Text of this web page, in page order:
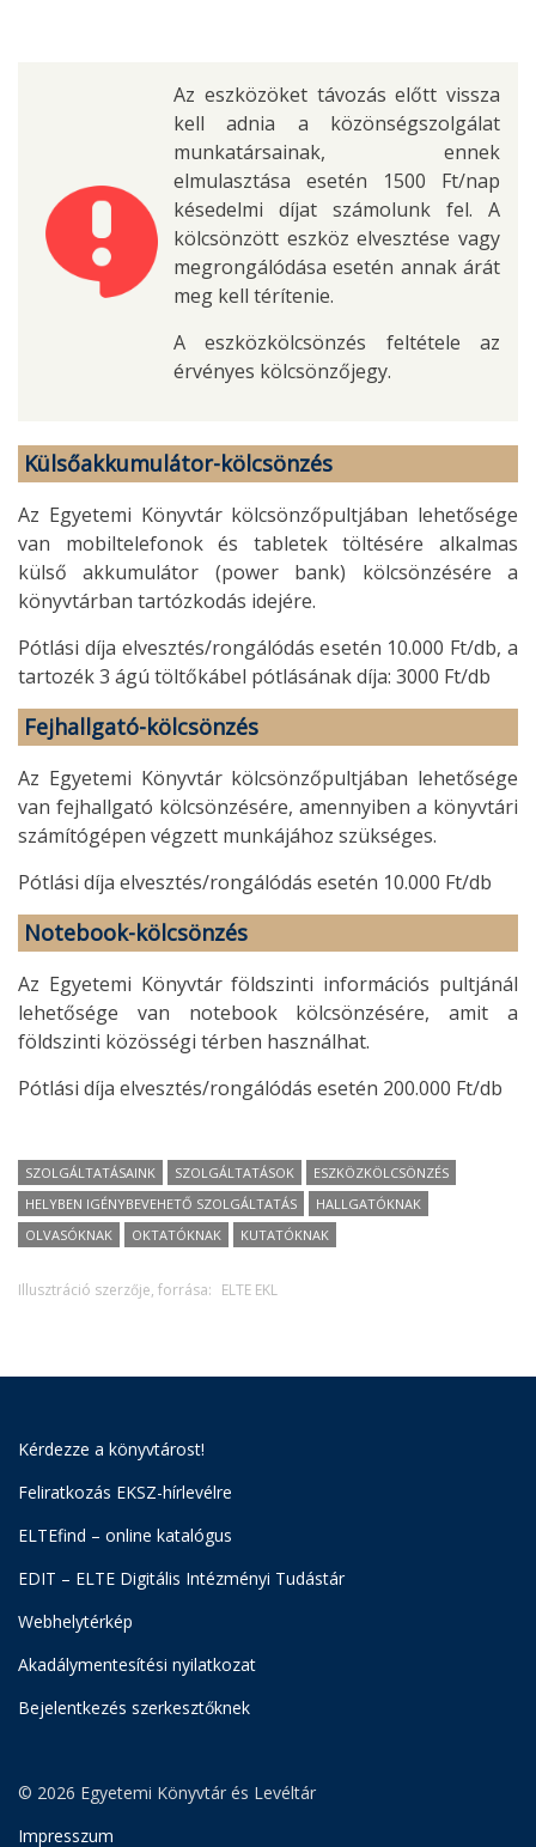
Az eszközöket távozás előtt vissza
kell adnia a közönségszolgálat
munkatársainak, ennek
elmulasztása esetén 1500 Ft/nap
késedelmi díjat számolunk fel. A
kölcsönzött eszköz elvesztése vagy
megrongálódása esetén annak árát
meg kell térítenie.
A eszközkölcsönzés feltétele az
érvényes kölcsönzőjegy.
Külsőakkumulátor-kölcsönzés
Az Egyetemi Könyvtár kölcsönzőpultjában lehetősége
van mobiltelefonok és tabletek töltésére alkalmas
külső akkumulátor (power bank) kölcsönzésére a
könyvtárban tartózkodás idejére.
Pótlási díja elvesztés/rongálódás esetén 10.000 Ft/db, a
tartozék 3 ágú töltőkábel pótlásának díja: 3000 Ft/db
Fejhallgató-kölcsönzés
Az Egyetemi Könyvtár kölcsönzőpultjában lehetősége
van fejhallgató kölcsönzésére, amennyiben a könyvtári
számítógépen végzett munkájához szükséges.
Pótlási díja elvesztés/rongálódás esetén 10.000 Ft/db
Notebook-kölcsönzés
Az Egyetemi Könyvtár földszinti információs pultjánál
lehetősége van notebook kölcsönzésére, amit a
földszinti közösségi térben használhat.
Pótlási díja elvesztés/rongálódás esetén 200.000 Ft/db
SZOLGÁLTATÁSAINK SZOLGÁLTATÁSOK
ESZKÖZKÖLCSÖNZÉS
HELYBEN IGÉNYBEVEHETŐ SZOLGÁLTATÁS
HALLGATÓKNAK
OLVASÓKNAK
OKTATÓKNAK KUTATÓKNAK
Illusztráció szerzője, forrása: ELTE EKL
Kérdezze a könyvtárost!
Feliratkozás EKSZ-hírlevélre
ELTEfind – online katalógus
EDIT – ELTE Digitális Intézményi Tudástár
Webhelytérkép
Akadálymentesítési nyilatkozat
Bejelentkezés szerkesztőknek
© 2026 Egyetemi Könyvtár és Levéltár
Impresszum